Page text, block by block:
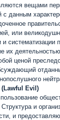
вещами
с данным
или
и систематизации
их
ценой
Evil)
и
и